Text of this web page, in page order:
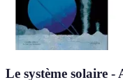
Le système solaire